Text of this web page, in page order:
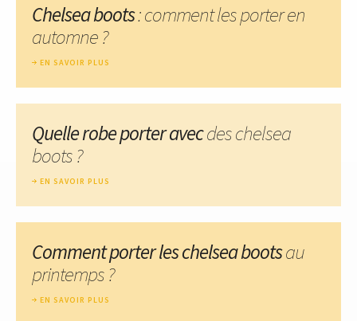
Chelsea boots: comment les porter en
automne ?
EN SAVOIR PLUS
Quelle robe porter avecdes chelsea
boots ?
EN SAVOIR PLUS
Comment porter les chelsea bootsau
printemps ?
EN SAVOIR PLUS